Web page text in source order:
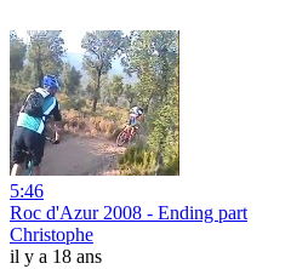
5:46
Roc d'Azur 2008 - Ending part
Christophe
il y a 18 ans